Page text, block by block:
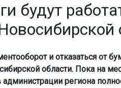
будут
и отказаться от
области. Пока на
региона